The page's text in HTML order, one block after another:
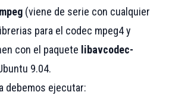
(viene de serie con cualquier
para el codec mpeg4 y
con el paquete libavcodec-
9.04.
debemos ejecutar: